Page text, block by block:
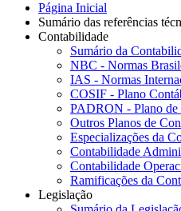
Página Inicial
Sumário das referências
Contabilidade
Sumário da
NBC - Normas
IAS - Normas
COSIF - Plano
PADRON - Plano de
Outros Planos de
Especializações da
Contabilidade
Contabilidade
Ramificações da
Legislação